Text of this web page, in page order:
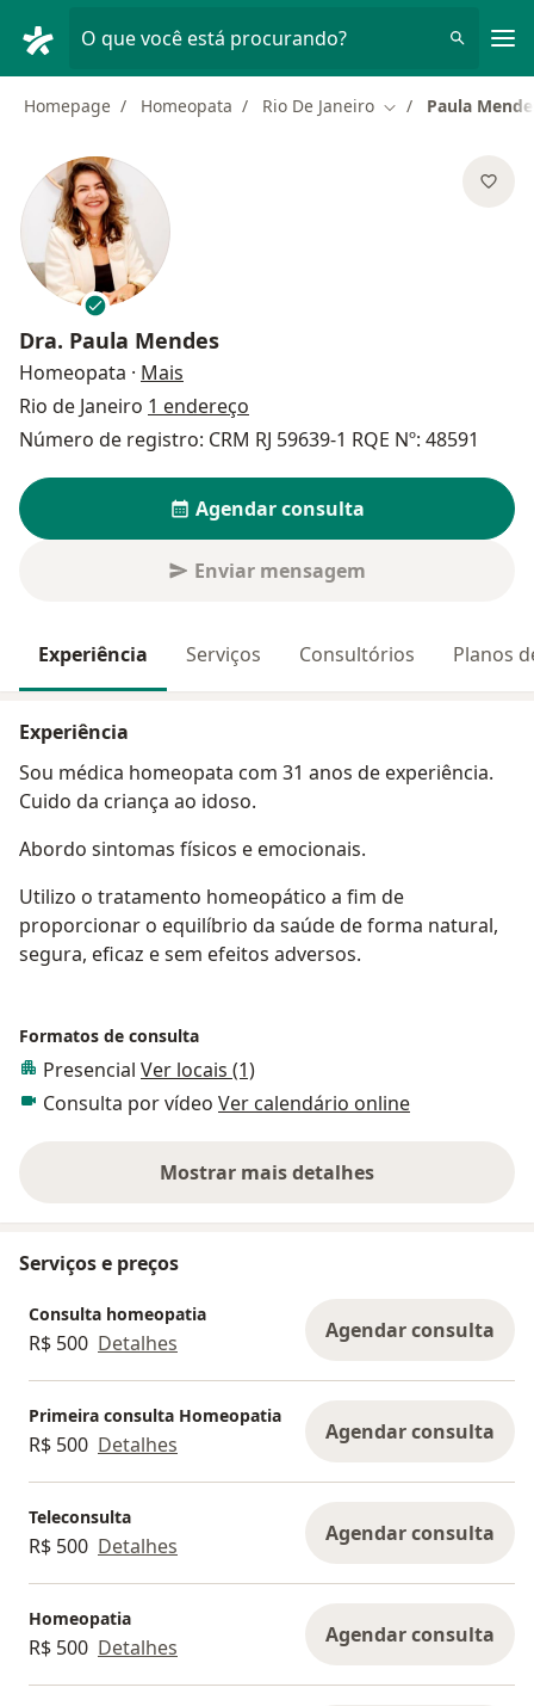
O que você está procurando?
Homepage Homeopata Rio De Janeiro Mudar de cidade
Paula
Dra. Paula Mendes
Homeopata · Mais
Rio de Janeiro 1 endereço
Número de registro: CRM RJ 59639-1 RQE Nº: 48591
Agendar consulta
Enviar mensagem
Experiência Serviços Consultórios Planos
Experiência
Sou médica homeopata com 31 anos de experiência.
Cuido da criança ao idoso.
Abordo sintomas físicos e emocionais.
Utilizo o tratamento homeopático a fim de
proporcionar o equilíbrio da saúde de forma natural,
segura, eficaz e sem efeitos adversos.
Formatos de consulta
Presencial Ver locais (1)
Consulta por vídeo Ver calendário online
Mostrar mais detalhes
sobre a experiência
Serviços e preços
Consulta homeopatia
R$ 500 Detalhes Agendar consulta
Primeira consulta Homeopatia
R$ 500 Detalhes Agendar consulta
Teleconsulta
R$ 500 Detalhes Agendar consulta
Homeopatia
R$ 500 Detalhes Agendar consulta